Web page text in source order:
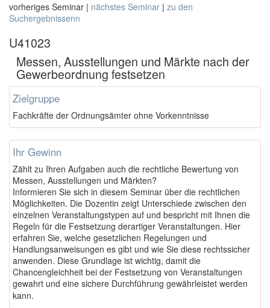
vorheriges Seminar | nächstes Seminar | zu den
Suchergebnissenn
U41023
Messen, Ausstellungen und Märkte nach der
Gewerbeordnung festsetzen
Zielgruppe
Fachkräfte der Ordnungsämter ohne Vorkenntnisse
Ihr Gewinn
Zählt zu Ihren Aufgaben auch die rechtliche Bewertung von
Messen, Ausstellungen und Märkten?
Informieren Sie sich in diesem Seminar über die rechtlichen
Möglichkeiten. Die Dozentin zeigt Unterschiede zwischen den
einzelnen Veranstaltungstypen auf und bespricht mit Ihnen die
Regeln für die Festsetzung derartiger Veranstaltungen. Hier
erfahren Sie, welche gesetzlichen Regelungen und
Handlungsanweisungen es gibt und wie Sie diese rechtssicher
anwenden. Diese Grundlage ist wichtig, damit die
Chancengleichheit bei der Festsetzung von Veranstaltungen
gewahrt und eine sichere Durchführung gewährleistet werden
kann.